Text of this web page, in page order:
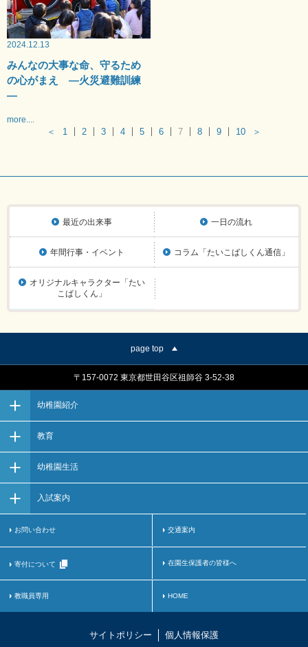
2024.12.13
みんなの大事な命、守るため
の心がまえ —火災避難訓練
—
more....
＜ 1 2 3 4 5 6 7 8 9 10 ＞
最近の出来事 一日の流れ
年間行事・イベント コラム「たいこばしくん通信」
オリジナルキャラクター「たい
こばしくん」
page top
〒157-0072 東京都世田谷区祖師谷 3-52-38
幼稚園紹介
教育
幼稚園生活
入試案内
お問い合わせ 交通案内
寄付について 在園生保護者の皆様へ
教職員専用 HOME
サイトポリシー 個人情報保護